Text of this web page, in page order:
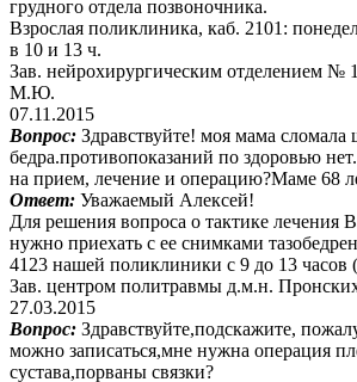
грудного отдела позвоночника.
Взрослая поликлиника, каб. 2101:
в 10 и 13 ч.
Зав. нейрохирургическим отделением №
М.Ю.
07.11.2015
Вопрос: Здравствуйте! моя мама сломала
бедра.противопоказаний по здоровью
на прием, лечение и операцию?Маме 68
Ответ: Уважаемый Алексей!
Для решения вопроса о тактике
нужно приехать с ее снимками
4123 нашей поликлиники с 9 до 13 часов
Зав. центром политравмы д.м.н.
27.03.2015
Вопрос: Здравствуйте,подскажите,
можно записаться,мне нужна операция
сустава,порваны связки?